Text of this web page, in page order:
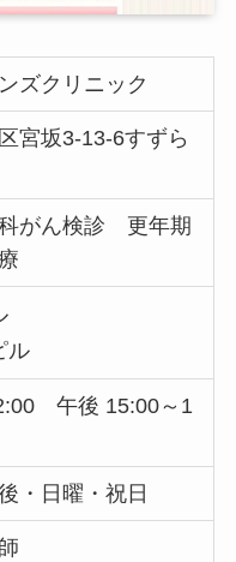
ズクリニック
宮坂3-13-6すずら
がん検診 更年期
ル
午後 15:00～1
・日曜・祝日